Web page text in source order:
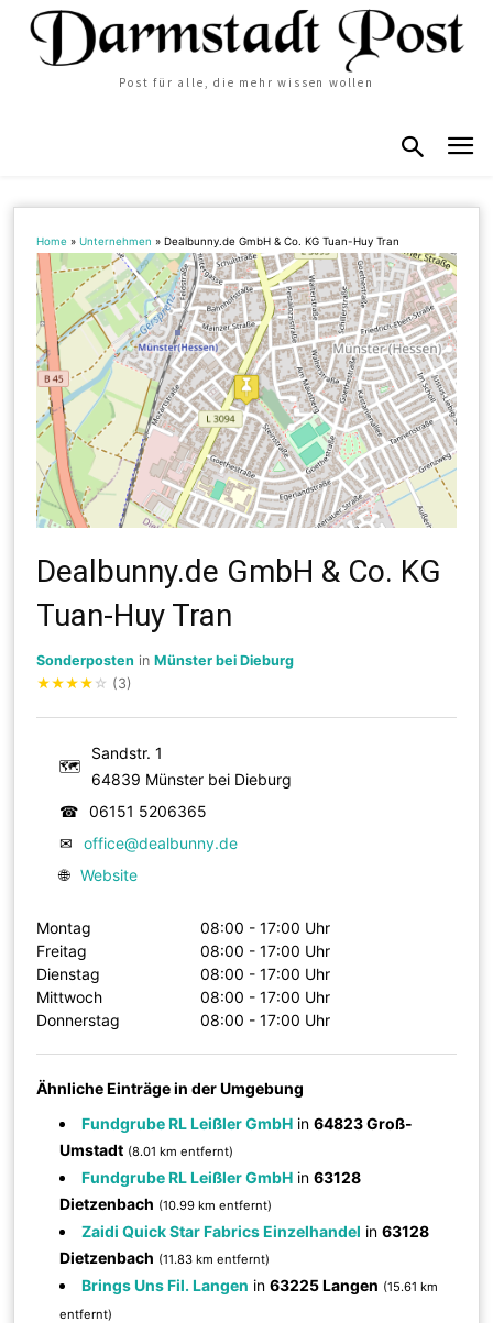
Post für alle, die mehr wissen wollen
Home »Unternehmen »Dealbunny.de GmbH & Co. KG Tuan-Huy Tran
Dealbunny.de GmbH & Co. KG
Tuan-Huy Tran
Sonderposten inMünster bei Dieburg
★★★★ ☆ (3)
🗺
Sandstr. 1
64839 Münster bei Dieburg
☎
06151 5206365
✉
office@dealbunny.de
🌐 Website
Montag
08:00 - 17:00 Uhr
Freitag
08:00 - 17:00 Uhr
Dienstag
08:00 - 17:00 Uhr
Mittwoch
08:00 - 17:00 Uhr
Donnerstag
08:00 - 17:00 Uhr
Ähnliche Einträge in der Umgebung
Fundgrube RL Leißler GmbH in64823 Groß-
Umstadt (8.01 km entfernt)
Fundgrube RL Leißler GmbH in63128
Dietzenbach (10.99 km entfernt)
Zaidi Quick Star Fabrics Einzelhandel in63128
Dietzenbach (11.83 km entfernt)
Brings Uns Fil. Langen in63225 Langen (15.61 km
entfernt)